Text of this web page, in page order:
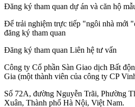
Đăng ký tham quan dự án và căn hộ
Để trải nghiệm trực tiếp "ngôi nhà mới
đăng ký tham quan
Đăng ký tham quan Liên hệ tư vấn
Công ty Cổ phần Sàn Giao dịch Bất
Gia (một thành viên của công ty CP
Số 72A, đường Nguyễn Trãi, Phường
Xuân, Thành phố Hà Nội, Việt Nam.